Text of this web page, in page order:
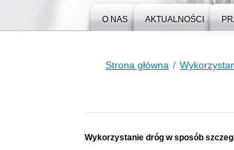
O NAS AKTUALNOŚCI
Strona główna
Wykorzystanie dróg w sposób